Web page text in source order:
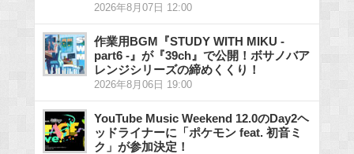
2026年8月07日 12:00
作業用BGM『STUDY WITH MIKU -
part6 -』が『39ch』で公開！ボサノバア
レンジシリーズの締めくくり！
2026年8月06日 19:00
YouTube Music Weekend 12.0のDay2ヘ
ッドライナーに「ポケモン feat. 初音ミ
ク」が参加決定！